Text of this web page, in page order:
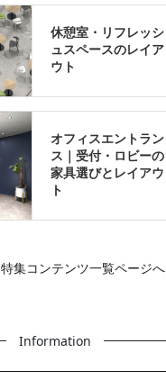
休憩室・リフレッシ
ュスペースのレイア
ウト
オフィスエントラン
ス｜受付・ロビーの
家具選びとレイアウ
ト
特集コンテンツ一覧ページへ
Information